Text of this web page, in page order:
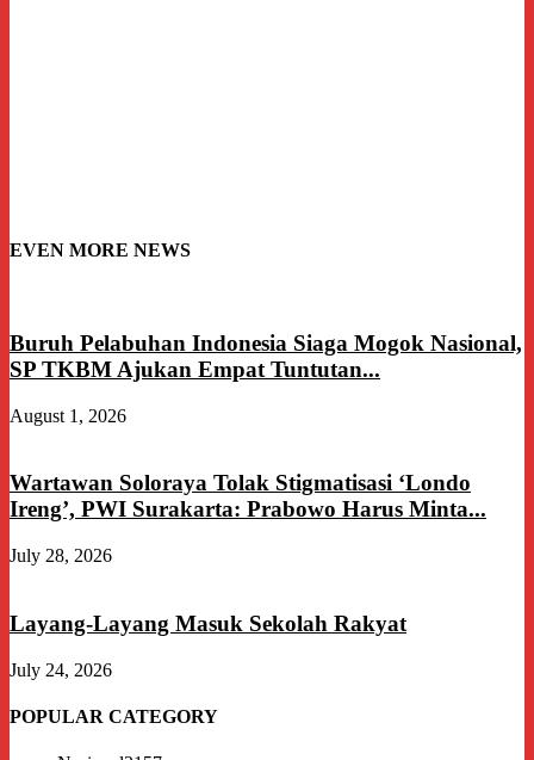
EVEN MORE NEWS
Buruh Pelabuhan Indonesia Siaga Mogok Nasional,
SP TKBM Ajukan Empat Tuntutan...
August 1, 2026
Wartawan Soloraya Tolak Stigmatisasi ‘Londo
Ireng’, PWI Surakarta: Prabowo Harus Minta...
July 28, 2026
Layang-Layang Masuk Sekolah Rakyat
July 24, 2026
POPULAR CATEGORY